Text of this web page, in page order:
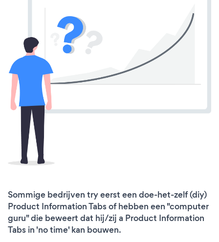
Sommige bedrijven try eerst een doe-het-zelf (diy)
Product Information Tabs of hebben een "computer
guru" die beweert dat hij/zij a Product Information
Tabs in 'no time' kan bouwen.